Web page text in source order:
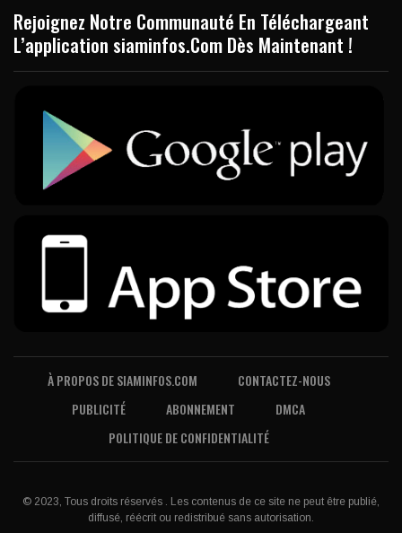
Rejoignez Notre Communauté En Téléchargeant
L’application siaminfos.Com Dès Maintenant !
À PROPOS DE SIAMINFOS.COM
CONTACTEZ-NOUS
PUBLICITÉ
ABONNEMENT
DMCA
POLITIQUE DE CONFIDENTIALITÉ
© 2023, Tous droits réservés . Les contenus de ce site ne peut être publié,
diffusé, réécrit ou redistribué sans autorisation.